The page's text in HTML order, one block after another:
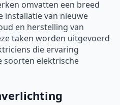
omvatten een breed
installatie van nieuwe
en herstelling van
taken worden uitgevoerd
die ervaring
soorten elektrische